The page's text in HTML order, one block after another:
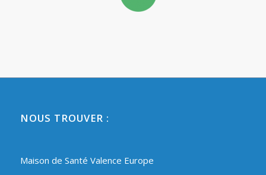
NOUS TROUVER :
Maison de Santé Valence Europe